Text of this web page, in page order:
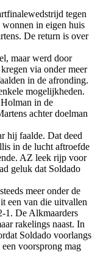
tegen
wonnen in eigen huis
De return is over
maar werd door
via onder meer
in de afronding.
mogelijkheden.
in de
achter doelman
hij faalde. Dat deed
in de lucht aftroefde
AZ leek rijp voor
geluk dat Soldado
meer onder de
een van die uitvallen
1. De Alkmaarders
rakelings naast. In
Soldado voorlangs
voorsprong mag